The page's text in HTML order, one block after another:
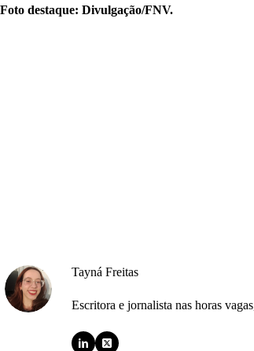
Foto destaque: Divulgação/FNV.
Tayná Freitas
Escritora e jornalista nas horas